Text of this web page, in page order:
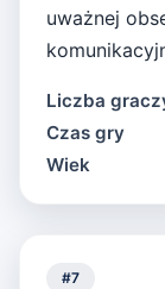
uważnej
Liczba
Czas gry
Wiek
#7